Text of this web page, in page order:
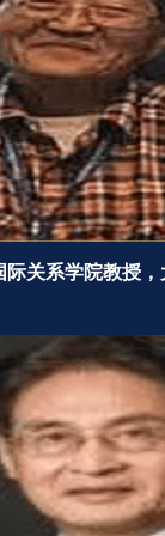
际关系学院教授